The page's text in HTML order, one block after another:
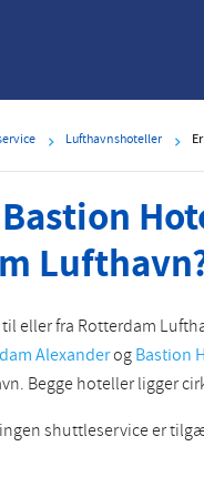
Lufthavnshoteller
til eller fra Rotterdam
AlexanderogBastion
Begge hoteller ligger
shuttleservice er